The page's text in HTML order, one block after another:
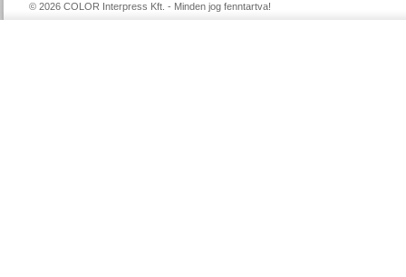
© 2026 COLOR Interpress Kft. - Minden jog fenntartva!